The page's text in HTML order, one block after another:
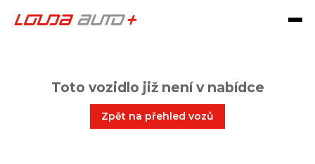
Toto vozidlo již není v nabídce
Zpět na přehled vozů